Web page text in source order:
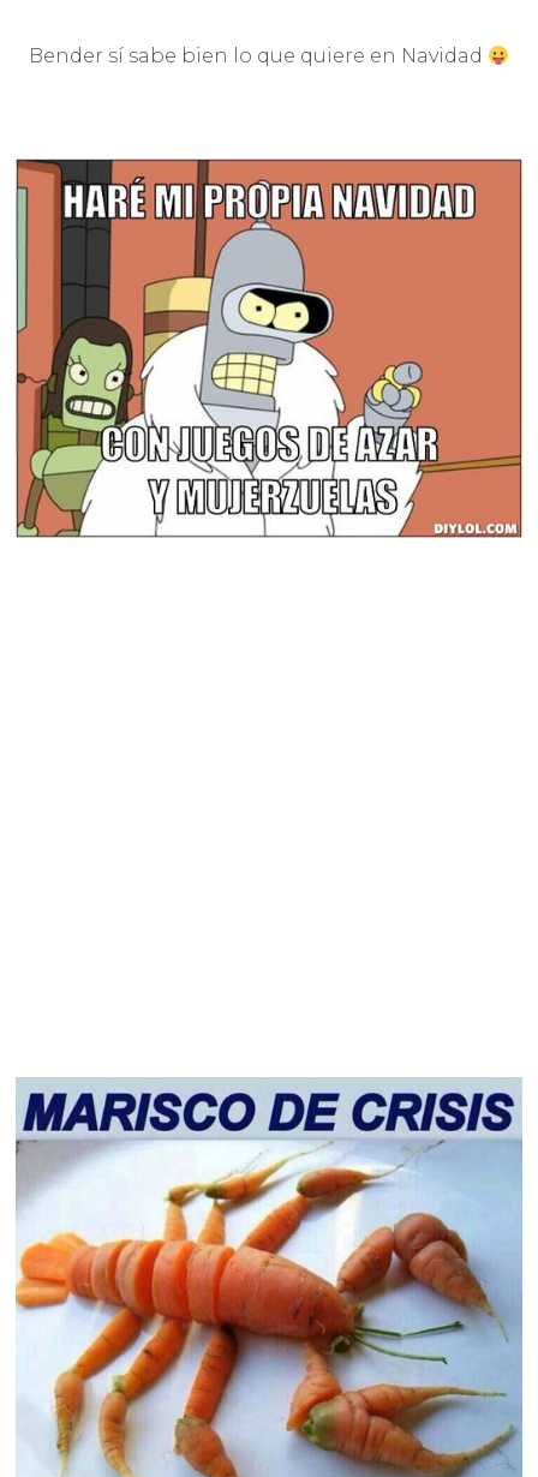
Bender sí sabe bien lo que quiere en Navidad